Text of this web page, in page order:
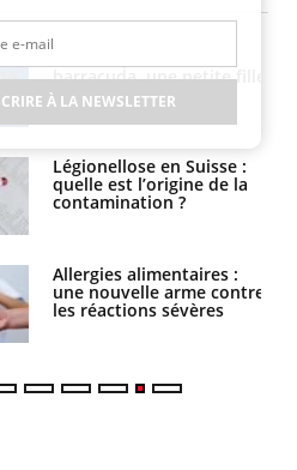
barracuda, une petite fille
secourue grâce à un
réflexe essentiel
Légionellose en Suisse :
quelle est l’origine de la
contamination ?
Allergies alimentaires :
une nouvelle arme contre
les réactions sévères
À LA NEWSLETTER